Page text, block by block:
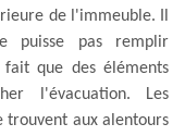
de l'immeuble. Il
puisse pas remplir
que des éléments
l'évacuation. Les
trouvent aux alentours